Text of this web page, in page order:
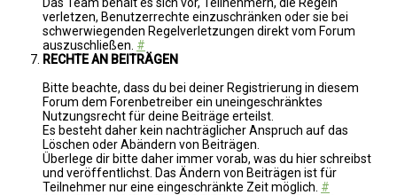
Das Team behält es sich vor, Teilnehmern, die Regeln
verletzen, Benutzerrechte einzuschränken oder sie bei
schwerwiegenden Regelverletzungen direkt vom Forum
auszuschließen. #
RECHTE AN BEITRÄGEN
Bitte beachte, dass du bei deiner Registrierung in diesem
Forum dem Forenbetreiber ein uneingeschränktes
Nutzungsrecht für deine Beiträge erteilst.
Es besteht daher kein nachträglicher Anspruch auf das
Löschen oder Abändern von Beiträgen.
Überlege dir bitte daher immer vorab, was du hier schreibst
und veröffentlichst. Das Ändern von Beiträgen ist für
Teilnehmer nur eine eingeschränkte Zeit möglich. #